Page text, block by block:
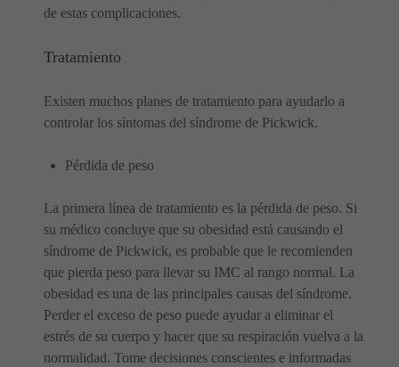
de estas complicaciones.
Tratamiento
Existen muchos planes de tratamiento para ayudarlo a
controlar los síntomas del síndrome de Pickwick.
Pérdida de peso
La primera línea de tratamiento es la pérdida de peso. Si
su médico concluye que su obesidad está causando el
síndrome de Pickwick, es probable que le recomienden
que pierda peso para llevar su IMC al rango normal. La
obesidad es una de las principales causas del síndrome.
Perder el exceso de peso puede ayudar a eliminar el
estrés de su cuerpo y hacer que su respiración vuelva a la
normalidad. Tome decisiones conscientes e informadas